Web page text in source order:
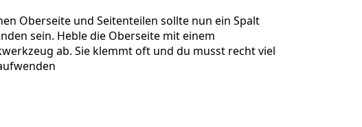
Oberseite und Seitenteilen sollte nun ein Spalt
sein. Heble die Oberseite mit einem
ab. Sie klemmt oft und du musst recht viel